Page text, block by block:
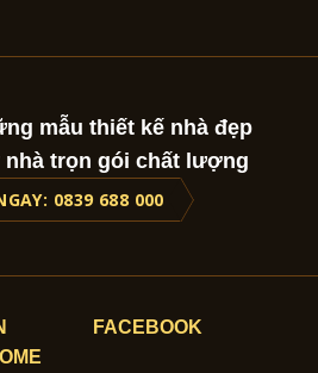
mẫu thiết kế nhà đẹp
nhà trọn gói chất lượng
0839 688 000
FACEBOOK